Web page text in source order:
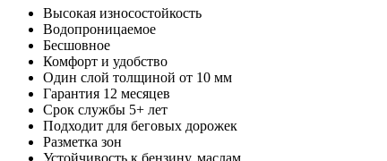
Высокая износостойкость
Водопроницаемое
Бесшовное
Комфорт и удобство
Один слой толщиной от 10 мм
Гарантия 12 месяцев
Срок службы 5+ лет
Подходит для беговых дорожек
Разметка зон
Устойчивость к бензину, маслам